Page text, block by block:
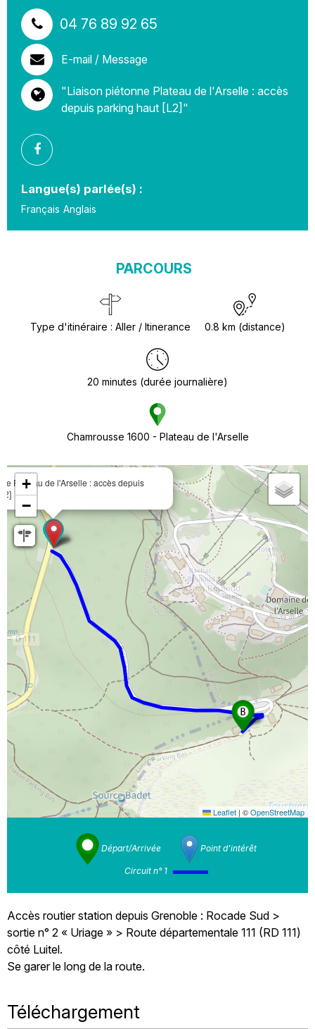
04 76 89 92 65
E-mail / Message
"Liaison piétonne Plateau de l'Arselle : accès
depuis parking haut [L2]"
Langue(s) parlée(s) :
Français Anglais
PARCOURS
Type d'itinéraire : Aller / Itinerance 0.8 km (distance)
20 minutes (durée journalière)
Chamrousse 1600 - Plateau de l'Arselle
Plateau de l'Arselle : accès depuis
+
−
Leaflet | ©OpenStreetMap
Départ/Arrivée Point d'intérêt
Circuit n° 1
Accès routier station depuis Grenoble : Rocade Sud >
sortie n° 2 « Uriage » > Route départementale 111 (RD 111)
côté Luitel.
Se garer le long de la route.
Téléchargement